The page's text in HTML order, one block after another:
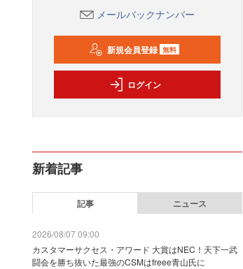
メールバックナンバー
新規会員登録 無料
ログイン
新着記事
記事 ニュース
2026/08/07 09:00
カスタマーサクセス・アワード 大賞はNEC！天下一武
闘会を勝ち抜いた最強のCSMはfreee青山氏に